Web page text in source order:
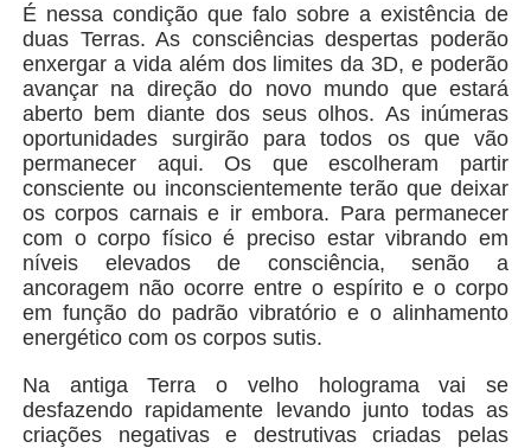
É nessa condição que falo sobre a existência de
duas Terras. As consciências despertas poderão
enxergar a vida além dos limites da 3D, e poderão
avançar na direção do novo mundo que estará
aberto bem diante dos seus olhos. As inúmeras
oportunidades surgirão para todos os que vão
permanecer aqui. Os que escolheram partir
consciente ou inconscientemente terão que deixar
os corpos carnais e ir embora. Para permanecer
com o corpo físico é preciso estar vibrando em
níveis elevados de consciência, senão a
ancoragem não ocorre entre o espírito e o corpo
em função do padrão vibratório e o alinhamento
energético com os corpos sutis.
Na antiga Terra o velho holograma vai se
desfazendo rapidamente levando junto todas as
criações negativas e destrutivas criadas pelas